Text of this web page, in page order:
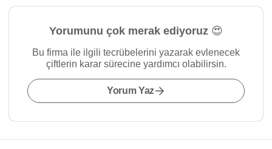
Yorumunu çok merak ediyoruz 😍
Bu firma ile ilgili tecrübelerini yazarak evlenecek
çiftlerin karar sürecine yardımcı olabilirsin.
Yorum Yaz